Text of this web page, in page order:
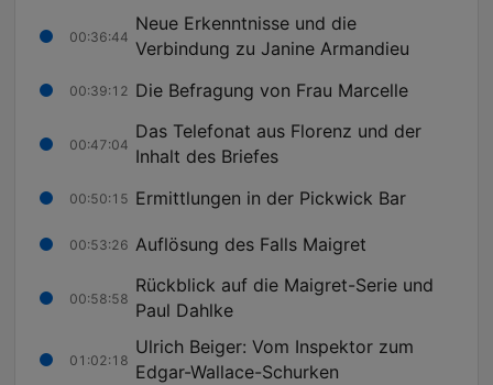
00:36:44
Neue Erkenntnisse und die
Verbindung zu Janine Armandieu
00:39:12 Die Befragung von Frau Marcelle
00:47:04
Das Telefonat aus Florenz und der
Inhalt des Briefes
00:50:15 Ermittlungen in der Pickwick Bar
00:53:26 Auflösung des Falls Maigret
00:58:58
Rückblick auf die Maigret-Serie und
Paul Dahlke
01:02:18
Ulrich Beiger: Vom Inspektor zum
Edgar-Wallace-Schurken